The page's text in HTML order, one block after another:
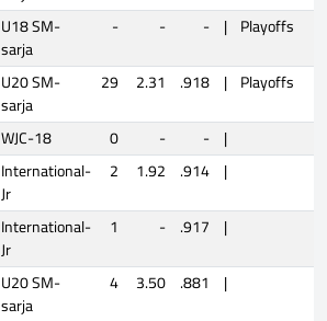
U18 SM-
sarja
- - - | Playoffs
U20 SM-
sarja
29 2.31 .918 | Playoffs
WJC-18 0 - - |
International-
Jr
2 1.92 .914 |
International-
Jr
1 - .917 |
U20 SM-
sarja
4 3.50 .881
|